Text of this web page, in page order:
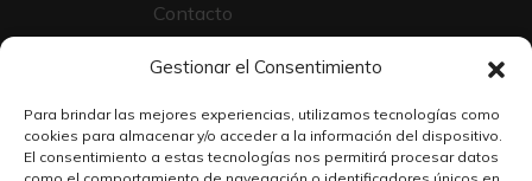
Gestionar el Consentimiento
Para brindar las mejores experiencias, utilizamos tecnologías como
cookies para almacenar y/o acceder a la información del dispositivo.
El consentimiento a estas tecnologías nos permitirá procesar datos
Contacto